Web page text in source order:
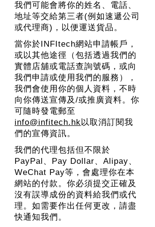
我們可能會將你的姓名、電話、
地址等交給第三者(例如速遞公司
或代理商)，以便運送貨品。
當你於INFItech網站申請帳戶，
或以其他途徑（包括透過我們的
實體店舖或電話查詢號碼，或向
我們申請或使用我們的服務），
我們會使用你的個人資料，不時
向你傳送宣傳及/或推廣資料。你
可隨時發電郵至
info@infitech.hk以取消訂閱我
們的宣傳資訊。
我們的代理包括但不限於
PayPal、Pay Dollar、Alipay、
WeChat Pay等，會處理你在本
網站的付款。你必須提交正確及
沒有誤導成份的資料給我們或代
理。如需要作出任何更改，請盡
快通知我們。